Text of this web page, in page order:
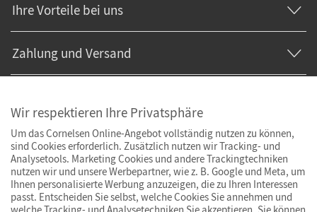
Ihre Vorteile bei uns
Zahlung und Versand
Wir respektieren Ihre Privatsphäre
Um das Cornelsen Online-Angebot vollständig nutzen zu können,
sind Cookies erforderlich. Zusätzlich nutzen wir Tracking- und
Analysetools. Marketing Cookies und andere Trackingtechniken
nutzen wir und unsere Werbepartner, wie z. B. Google und Meta, um
Ihnen personalisierte Werbung anzuzeigen, die zu Ihren Interessen
passt. Entscheiden Sie selbst, welche Cookies Sie annehmen und